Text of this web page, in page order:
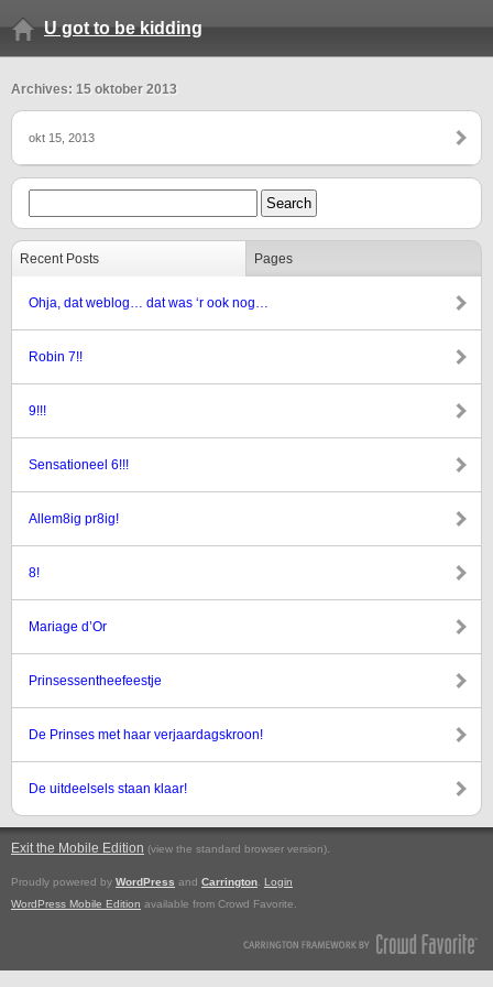
U got to be kidding
Archives: 15 oktober 2013
okt 15, 2013
Recent Posts Pages
Ohja, dat weblog… dat was ‘r ook nog…
Robin 7!!
9!!!
Sensationeel 6!!!
Allem8ig pr8ig!
8!
Mariage d’Or
Prinsessentheefeestje
De Prinses met haar verjaardagskroon!
De uitdeelsels staan klaar!
Exit the Mobile Edition (view the standard browser version).
Proudly powered by WordPress and Carrington
Login
WordPress Mobile Edition available from Crowd Favorite.